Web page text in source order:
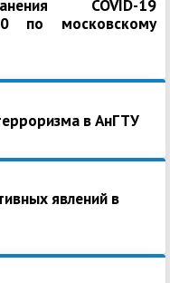
COVID-19
по московскому
в АнГТУ
явлений в